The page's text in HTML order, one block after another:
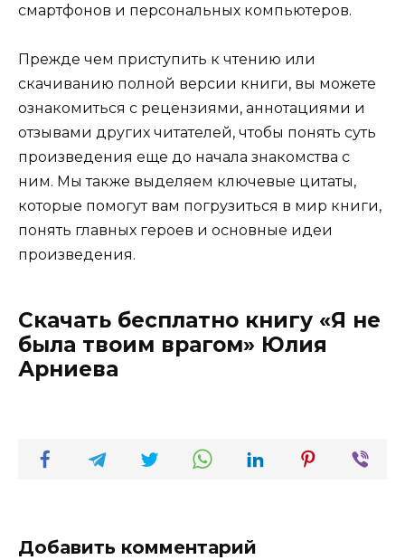
смартфонов и персональных компьютеров.
Прежде чем приступить к чтению или
скачиванию полной версии книги, вы можете
ознакомиться с рецензиями, аннотациями и
отзывами других читателей, чтобы понять суть
произведения еще до начала знакомства с
ним. Мы также выделяем ключевые цитаты,
которые помогут вам погрузиться в мир книги,
понять главных героев и основные идеи
произведения.
Скачать бесплатно книгу «Я не
была твоим врагом» Юлия
Арниева
Добавить комментарий